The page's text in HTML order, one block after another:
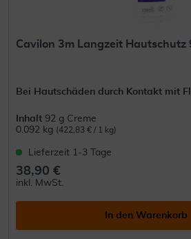
Cavilon 3m Langzeit Hautschutz
Bei Hautschäden durch Kontakt mit
Inhalt 92 g Creme
0.092 kg (422,83 € / 1 kg)
Lieferzeit 1-3 Tage
38,90 €
inkl. MwSt.
In den Warenkorb